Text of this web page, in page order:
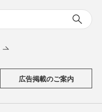
広告掲載のご案内